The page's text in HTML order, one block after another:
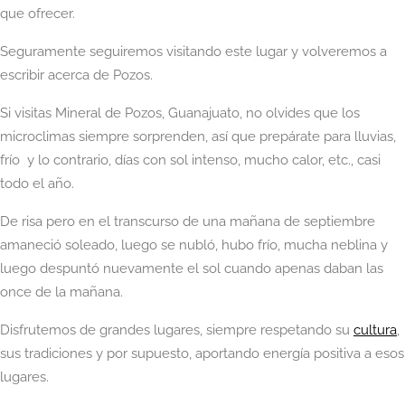
que ofrecer.
Seguramente seguiremos visitando este lugar y volveremos a
escribir acerca de Pozos.
Si visitas Mineral de Pozos, Guanajuato, no olvides que los
microclimas siempre sorprenden, así que prepárate para lluvias,
frío y lo contrario, días con sol intenso, mucho calor, etc., casi
todo el año.
De risa pero en el transcurso de una mañana de septiembre
amaneció soleado, luego se nubló, hubo frío, mucha neblina y
luego despuntó nuevamente el sol cuando apenas daban las
once de la mañana.
Disfrutemos de grandes lugares, siempre respetando su cultura,
sus tradiciones y por supuesto, aportando energía positiva a esos
lugares.